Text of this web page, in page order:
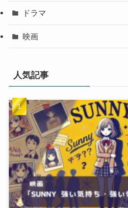
ドラマ
映画
人気記事